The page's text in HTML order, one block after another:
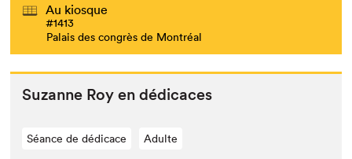
Au kiosque
#1413
Palais des congrès de Montréal
Suzanne Roy en dédicaces
Séance de dédicace Adulte